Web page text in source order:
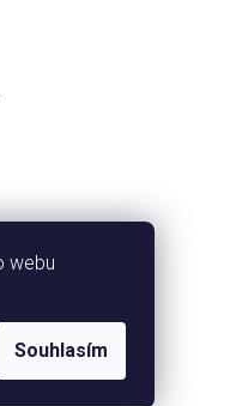
webu
Souhlasím